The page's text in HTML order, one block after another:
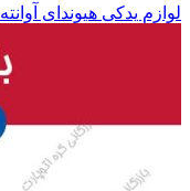
لوازم یدکی هیوندای آوانته